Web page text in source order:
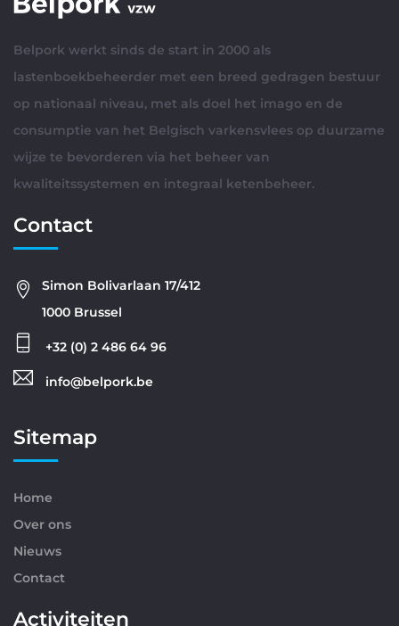
Belpork werkt sinds de start in 2000 als
lastenboekbeheerder met een breed gedragen bestuur
op nationaal niveau, met als doel het imago en de
consumptie van het Belgisch varkensvlees op duurzame
wijze te bevorderen via het beheer van
kwaliteitssystemen en integraal ketenbeheer.
Contact
Simon Bolivarlaan 17/412
1000 Brussel
+32 (0) 2 486 64 96
info@belpork.be
Sitemap
Home
Over ons
Nieuws
Contact
Activiteiten